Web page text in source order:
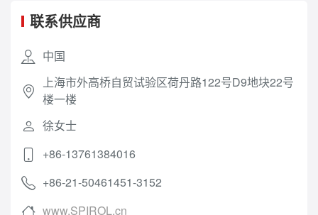
联系供应商
中国
上海市外高桥自贸试验区荷丹路122号D9地块22号
楼一楼
徐女士
+86-13761384016
+86-21-50461451-3152
www.SPIROL.cn